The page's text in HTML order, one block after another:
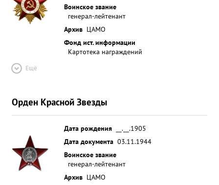
стрельбы. Личным руководством и высокой
требовательностью добился значительного
укрепления воинской дисциплины и порядка на
курсах. Курсы под руководством Генерал-Майора
Авиации НИКОЛАЕНКО в настоящее время
организованный коллектив, способный с успехом
совершенствованию офицерских кадров. За
проведенную большую плодотворную работу по
для действующей армии достоин награждения
орденом ОТЕЧЕСТВЕННОЙ ВОЙНЫ 1-й ...»
Воинское звание
генерал-лейтенант
Архив ЦАМО
Фонд ист. информации
Картотека награждений
Ещё
Орден Красной Звезды
Дата рождения
__.__.1905
Дата документа 03.11.1944
Воинское звание
генерал-лейтенант
Архив ЦАМО